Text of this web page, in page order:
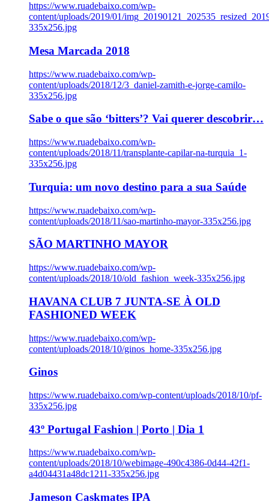
https://www.ruadebaixo.com/wp-
content/uploads/2019/01/
335x256.jpg
Mesa Marcada 2018
https://www.ruadebaixo.com/wp-
content/uploads/2018/12/3_daniel-zamith-e-jorge-camilo-
335x256.jpg
Sabe o que são ‘bitters’? Vai querer descobrir…
https://www.ruadebaixo.com/wp-
content/uploads/2018/11/transplante-capilar-na-turquia_1-
335x256.jpg
Turquia: um novo destino para a sua Saúde
https://www.ruadebaixo.com/wp-
content/uploads/2018/11/sao-martinho-mayor-335x256.jpg
SÃO MARTINHO MAYOR
https://www.ruadebaixo.com/wp-
content/uploads/2018/10/old_fashion_week-335x256.jpg
HAVANA CLUB 7 JUNTA-SE À OLD
FASHIONED WEEK
https://www.ruadebaixo.com/wp-
content/uploads/2018/10/ginos_home-335x256.jpg
Ginos
https://www.ruadebaixo.com/wp-content/uploads/2018/10/pf-
335x256.jpg
43º Portugal Fashion | Porto | Dia 1
https://www.ruadebaixo.com/wp-
content/uploads/2018/10/webimage-490c4386-0d44-42f1-
a4d04431a48dc1211-335x256.jpg
Jameson Caskmates IPA